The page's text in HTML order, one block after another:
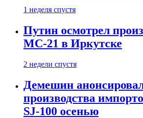
1 неделя спустя
Путин осмотрел
МС-21 в Иркутске
2 недели спустя
Демешин
производства
SJ-100 осенью